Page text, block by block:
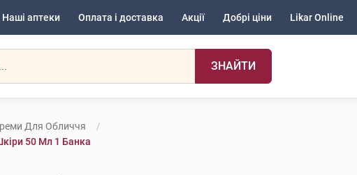
Наші аптеки Оплата і доставка Акції Добрі ціни Likar Online
ЗНАЙТИ
Для Обличчя
50 Мл 1 Банка